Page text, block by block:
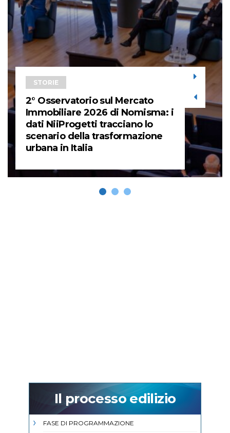
STORIE
2° Osservatorio sul Mercato
Immobiliare 2026 di Nomisma: i
dati NiiProgetti tracciano lo
scenario della trasformazione
urbana in Italia
Il processo edilizio
FASE DI PROGRAMMAZIONE